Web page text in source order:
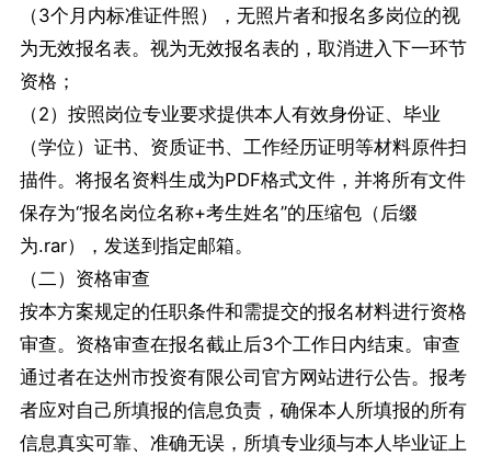
（3个月内标准证件照），无照片者和报名多岗位的视
为无效报名表。视为无效报名表的，取消进入下一环节
资格；
（2）按照岗位专业要求提供本人有效身份证、毕业
（学位）证书、资质证书、工作经历证明等材料原件扫
描件。将报名资料生成为PDF格式文件，并将所有文件
保存为“报名岗位名称+考生姓名”的压缩包（后缀
为.rar），发送到指定邮箱。
（二）资格审查
按本方案规定的任职条件和需提交的报名材料进行资格
审查。资格审查在报名截止后3个工作日内结束。审查
通过者在达州市投资有限公司官方网站进行公告。报考
者应对自己所填报的信息负责，确保本人所填报的所有
信息真实可靠、准确无误，所填专业须与本人毕业证上